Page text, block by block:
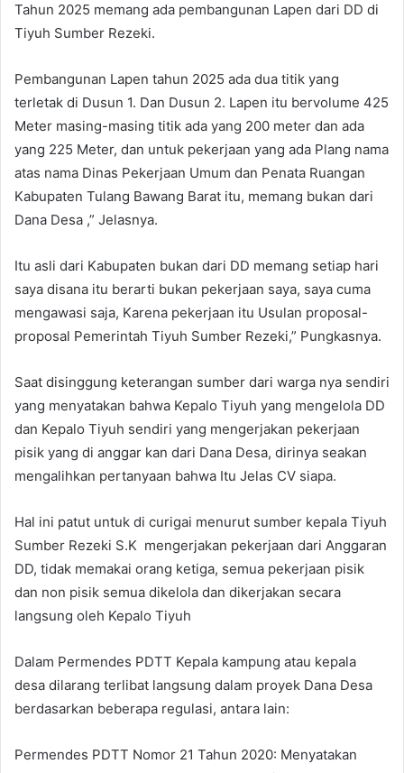
Tahun 2025 memang ada pembangunan Lapen dari DD di
Tiyuh Sumber Rezeki.
Pembangunan Lapen tahun 2025 ada dua titik yang
terletak di Dusun 1. Dan Dusun 2. Lapen itu bervolume 425
Meter masing-masing titik ada yang 200 meter dan ada
yang 225 Meter, dan untuk pekerjaan yang ada Plang nama
atas nama Dinas Pekerjaan Umum dan Penata Ruangan
Kabupaten Tulang Bawang Barat itu, memang bukan dari
Dana Desa ,” Jelasnya.
Itu asli dari Kabupaten bukan dari DD memang setiap hari
saya disana itu berarti bukan pekerjaan saya, saya cuma
mengawasi saja, Karena pekerjaan itu Usulan proposal-
proposal Pemerintah Tiyuh Sumber Rezeki,” Pungkasnya.
Saat disinggung keterangan sumber dari warga nya sendiri
yang menyatakan bahwa Kepalo Tiyuh yang mengelola DD
dan Kepalo Tiyuh sendiri yang mengerjakan pekerjaan
pisik yang di anggar kan dari Dana Desa, dirinya seakan
mengalihkan pertanyaan bahwa Itu Jelas CV siapa.
Hal ini patut untuk di curigai menurut sumber kepala Tiyuh
Sumber Rezeki S.K mengerjakan pekerjaan dari Anggaran
DD, tidak memakai orang ketiga, semua pekerjaan pisik
dan non pisik semua dikelola dan dikerjakan secara
langsung oleh Kepalo Tiyuh
Dalam Permendes PDTT Kepala kampung atau kepala
desa dilarang terlibat langsung dalam proyek Dana Desa
berdasarkan beberapa regulasi, antara lain:
Permendes PDTT Nomor 21 Tahun 2020: Menyatakan